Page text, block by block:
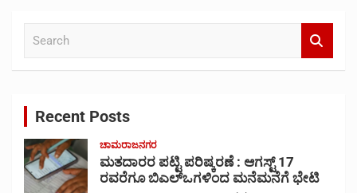
Recent Posts
ಚಾಮರಾಜನಗರ
ಮತದಾರರ ಪಟ್ಟಿ ಪರಿಷ್ಕರಣೆ : ಆಗಸ್ಟ್ 17
ರವರೆಗೂ ಬಿಎಲ್‍ಒಗಳಿಂದ ಮನೆಮನೆಗೆ ಭೇಟಿ